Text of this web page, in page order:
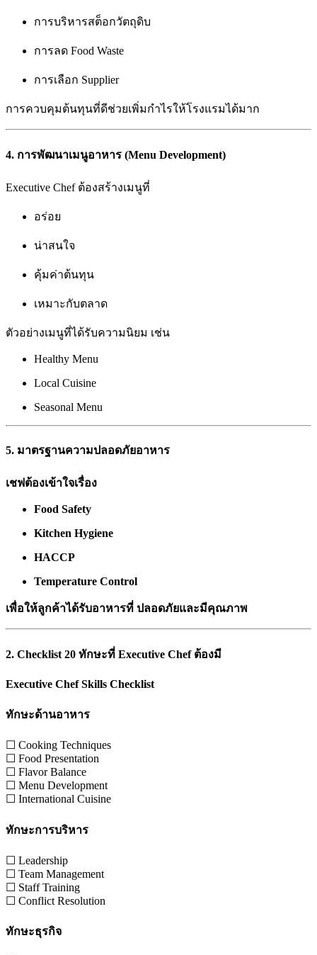
การบริหารสต็อกวัตถุดิบ
การลด Food Waste
การเลือก Supplier
การควบคุมต้นทุนที่ดีช่วยเพิ่มกำไรให้โรงแรมได้มาก
4. การพัฒนาเมนูอาหาร (Menu Development)
Executive Chef ต้องสร้างเมนูที่
อร่อย
น่าสนใจ
คุ้มค่าต้นทุน
เหมาะกับตลาด
ตัวอย่างเมนูที่ได้รับความนิยม เช่น
Healthy Menu
Local Cuisine
Seasonal Menu
5. มาตรฐานความปลอดภัยอาหาร
เชฟต้องเข้าใจเรื่อง
Food Safety
Kitchen Hygiene
HACCP
Temperature Control
เพื่อให้ลูกค้าได้รับอาหารที่ ปลอดภัยและมีคุณภาพ
2. Checklist 20 ทักษะที่ Executive Chef ต้องมี
Executive Chef Skills Checklist
ทักษะด้านอาหาร
☐ Cooking Techniques
☐ Food Presentation
☐ Flavor Balance
☐ Menu Development
☐ International Cuisine
ทักษะการบริหาร
☐ Leadership
☐ Team Management
☐ Staff Training
☐ Conflict Resolution
ทักษะธุรกิจ